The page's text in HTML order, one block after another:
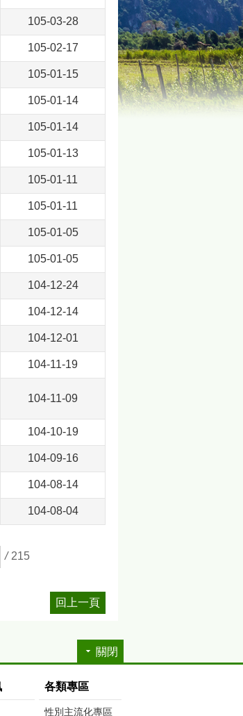
105-03-28
105-02-17
105-01-15
105-01-14
105-01-14
105-01-13
105-01-11
105-01-11
105-01-05
105-01-05
104-12-24
104-12-14
104-12-01
104-11-19
104-11-09
104-10-19
104-09-16
104-08-14
104-08-04
/ 215
回上一頁
關閉
各類專區
性別主流化專區